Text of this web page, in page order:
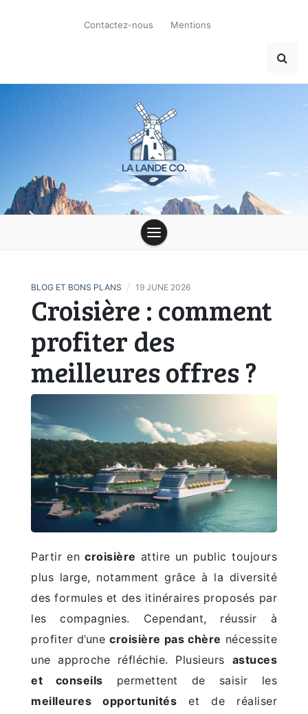
Contactez-nous Mentions
la-lande-du-
moulin.com
BLOG ET BONS PLANS / 19 JUNE 2026
Croisière : comment
profiter des
meilleures offres ?
Partir encroisière attire un public toujours
plus large, notamment grâce à la diversité
des formules et des itinéraires proposés par
les compagnies. Cependant, réussir à
profiter d’unecroisière pas chère nécessite
une approche réfléchie. Plusieurs astuces
et conseils permettent de saisir les
meilleures opportunités et de réaliser